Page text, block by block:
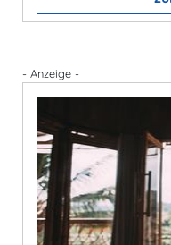
- Anzeige -